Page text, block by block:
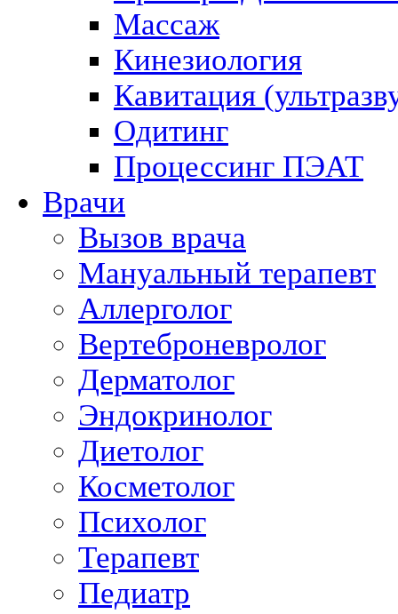
Массаж
Кинезиология
Кавитация
Одитинг
Процессинг ПЭАТ
Врачи
Вызов врача
Мануальный терапевт
Аллерголог
Вертеброневролог
Дерматолог
Эндокринолог
Диетолог
Косметолог
Психолог
Терапевт
Педиатр